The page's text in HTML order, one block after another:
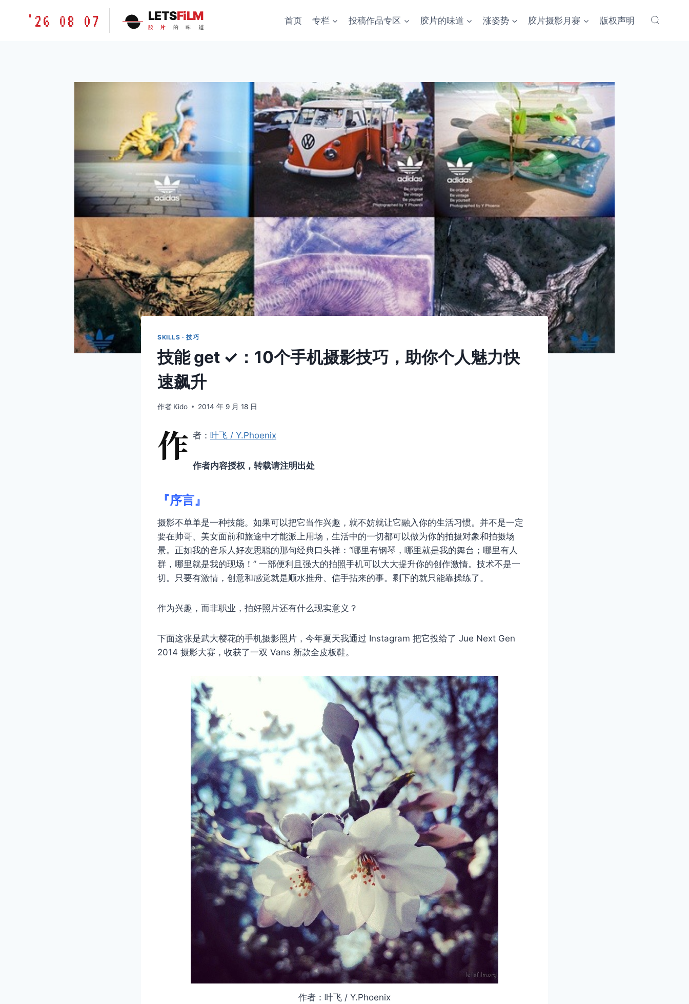
胶'26 08 07 LETSFiLM
胶 片 的 味 道
首页 专栏 投稿作品专区 胶片的味道 涨姿势 胶片摄影月赛 版权声明
SKILLS · 技巧
技能 get ✓：10个手机摄影技巧，助你个人魅力快
速飙升
作者 Kido 2014 年 9 月 18 日
作 者： 叶飞 / Y.Phoenix
作者内容授权，转载请注明出处
『序言』
摄影不单单是一种技能。如果可以把它当作兴趣，就不妨就让它融入你的生活习惯。并不是一定
要在帅哥、美女面前和旅途中才能派上用场，生活中的一切都可以做为你的拍摄对象和拍摄场
景。正如我的音乐人好友思聪的那句经典口头禅：“哪里有钢琴，哪里就是我的舞台；哪里有人
群，哪里就是我的现场！” 一部便利且强大的拍照手机可以大大提升你的创作激情。技术不是一
切。只要有激情，创意和感觉就是顺水推舟、信手拈来的事。剩下的就只能靠操练了。
作为兴趣，而非职业，拍好照片还有什么现实意义？
下面这张是武大樱花的手机摄影照片，今年夏天我通过 Instagram 把它投给了 Jue Next Gen
2014 摄影大赛，收获了一双 Vans 新款全皮板鞋。
作者：叶飞 / Y.Phoenix